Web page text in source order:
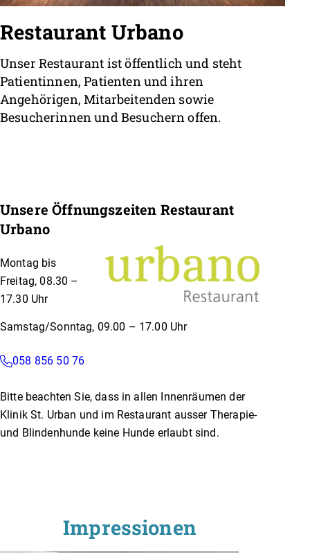
Restaurant Urbano
Unser Restaurant ist öffentlich und steht
Patientinnen, Patienten und ihren
Angehörigen, Mitarbeitenden sowie
Besucherinnen und Besuchern offen.
Unsere Öffnungszeiten Restaurant
Urbano
Montag bis
Freitag, 08.30 –
17.30 Uhr
Samstag/Sonntag, 09.00 – 17.00 Uhr
058 856 50 76
Bitte beachten Sie, dass in allen Innenräumen der
Klinik St. Urban und im Restaurant ausser Therapie-
und Blindenhunde keine Hunde erlaubt sind.
Impressionen